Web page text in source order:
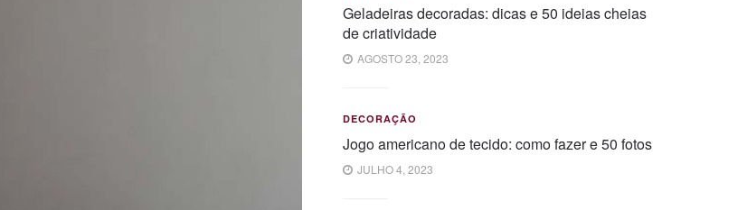
Geladeiras decoradas: dicas e 50 ideias cheias
de criatividade
AGOSTO 23, 2023
DECORAÇÃO
Jogo americano de tecido: como fazer e 50 fotos
JULHO 4, 2023